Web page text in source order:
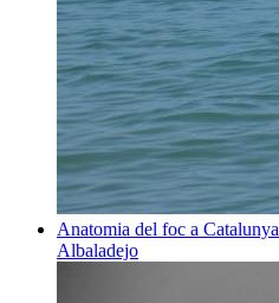
Anatomia del foc a Catalunya
Albaladejo